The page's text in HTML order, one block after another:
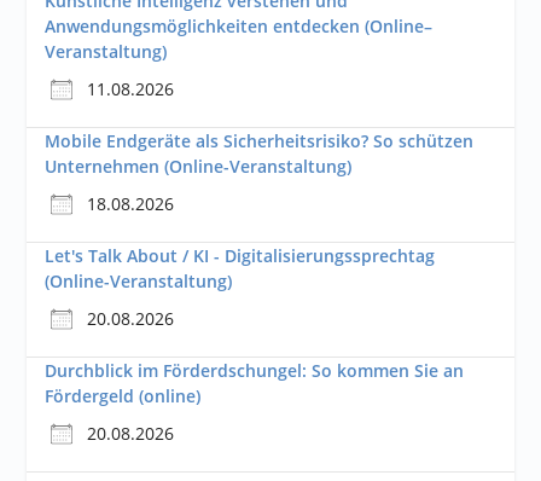
Anwendungsmöglichkeiten entdecken (Online–
Veranstaltung)
11.08.2026
Mobile Endgeräte als Sicherheitsrisiko? So schützen
Unternehmen (Online-Veranstaltung)
18.08.2026
Let's Talk About / KI - Digitalisierungssprechtag
(Online-Veranstaltung)
20.08.2026
Durchblick im Förderdschungel: So kommen Sie an
Fördergeld (online)
20.08.2026